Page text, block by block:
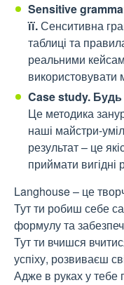
Sensitive
її.Сенситивна
таблиці та
реальними
використовувати
Case study.
Це методика
наші майстри-
результат – це
приймати вигідні
Langhouse – це
Тут ти робиш себе
формулу та
Тут ти вчишся
успіху, розвиваєш
Адже в руках у тебе